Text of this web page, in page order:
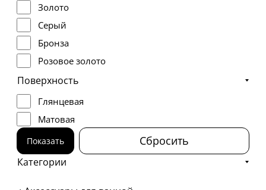
Золото
Серый
Бронза
Розовое золото
Никель
Поверхность
Глянцевая
Матовая
Показать Сбросить
Категории